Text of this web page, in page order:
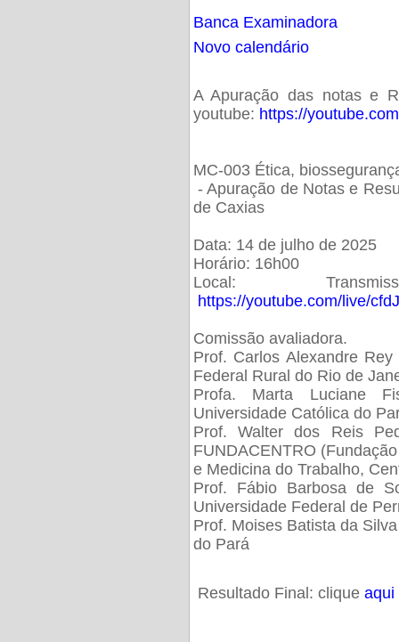
Banca Examinadora
Novo calendário
A Apuração das notas e
youtube: https://
MC-003 Ética,
- Apuração de Notas e
de Caxias
Data: 14 de julho de 2025
Horário: 16h00
Local:
https://youtube.com/live/
Comissão avaliadora.
Prof. Carlos Alexandre
Federal Rural do Rio de
Profa. Marta Luciane
Universidade Católica do
Prof. Walter dos Reis
FUNDACENTRO
e Medicina do Trabalho,
Prof. Fábio Barbosa de
Universidade Federal de
Prof. Moises Batista da
do Pará
Resultado Final: clique aqui